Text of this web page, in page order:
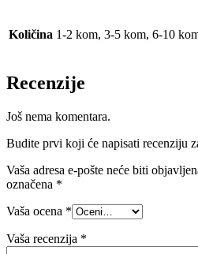
Količina 1-2 kom, 3-5 kom, 6-10
Recenzije
Još nema komentara.
Budite prvi koji će napisati recenziju
Vaša adresa e-pošte neće biti
označena *
Vaša ocena *
Vaša recenzija *